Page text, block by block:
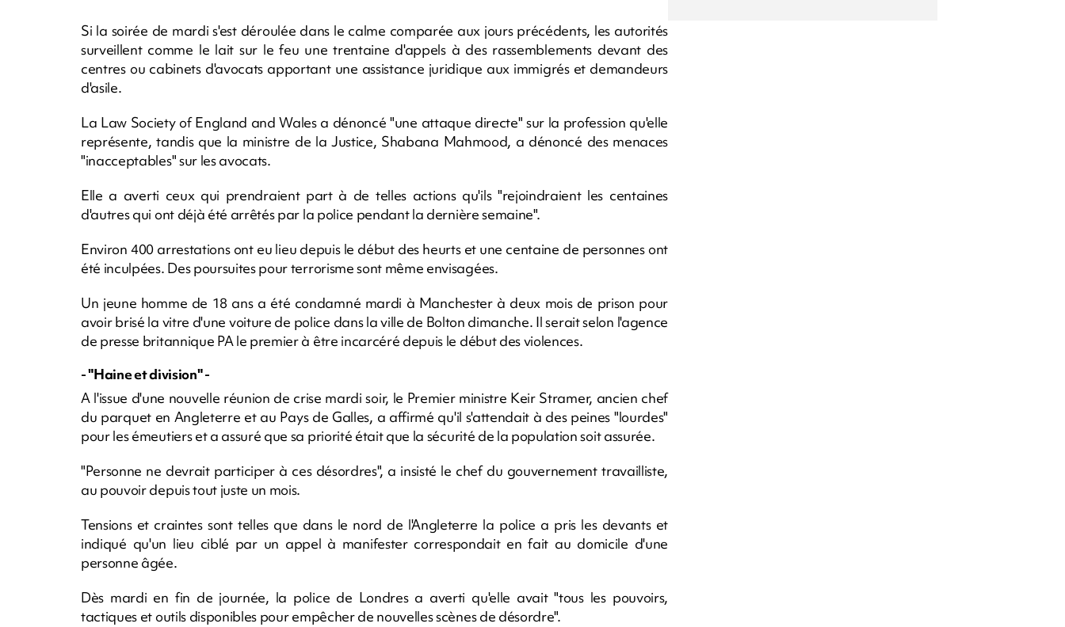
Si la soirée de mardi s'est déroulée dans le calme comparée aux jours précédents, les autorités
surveillent comme le lait sur le feu une trentaine d'appels à des rassemblements devant des
centres ou cabinets d'avocats apportant une assistance juridique aux immigrés et demandeurs
d'asile.
La Law Society of England and Wales a dénoncé "une attaque directe" sur la profession qu'elle
représente, tandis que la ministre de la Justice, Shabana Mahmood, a dénoncé des menaces
"inacceptables" sur les avocats.
Elle a averti ceux qui prendraient part à de telles actions qu'ils "rejoindraient les centaines
d'autres qui ont déjà été arrêtés par la police pendant la dernière semaine".
Environ 400 arrestations ont eu lieu depuis le début des heurts et une centaine de personnes ont
été inculpées. Des poursuites pour terrorisme sont même envisagées.
Un jeune homme de 18 ans a été condamné mardi à Manchester à deux mois de prison pour
avoir brisé la vitre d'une voiture de police dans la ville de Bolton dimanche. Il serait selon l'agence
de presse britannique PA le premier à être incarcéré depuis le début des violences.
- "Haine et division" -
A l'issue d'une nouvelle réunion de crise mardi soir, le Premier ministre Keir Stramer, ancien chef
du parquet en Angleterre et au Pays de Galles, a affirmé qu'il s'attendait à des peines "lourdes"
pour les émeutiers et a assuré que sa priorité était que la sécurité de la population soit assurée.
"Personne ne devrait participer à ces désordres", a insisté le chef du gouvernement travailliste,
au pouvoir depuis tout juste un mois.
Tensions et craintes sont telles que dans le nord de l'Angleterre la police a pris les devants et
indiqué qu'un lieu ciblé par un appel à manifester correspondait en fait au domicile d'une
personne âgée.
Dès mardi en fin de journée, la police de Londres a averti qu'elle avait "tous les pouvoirs,
tactiques et outils disponibles pour empêcher de nouvelles scènes de désordre".